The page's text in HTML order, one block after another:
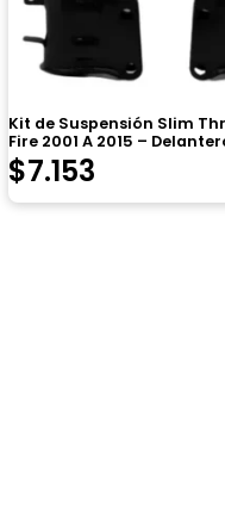
Kit de Suspensión Slim
Fire 2001 A 2015 –
$7.153